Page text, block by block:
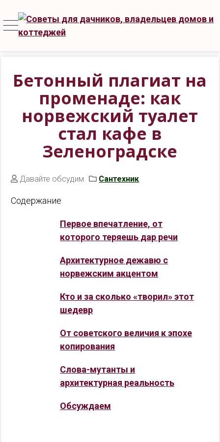
Бетонный плагиат на
променаде: как
норвежский туалет
стал кафе в
Зеленоградске
Давайте обсудим Сантехник
Содержание
Первое впечатление, от
которого теряешь дар речи
Архитектурное дежавю с
норвежским акцентом
Кто и за сколько «творил» этот
шедевр
От советского величия к эпохе
копирования
Слова-мутанты и
архитектурная реальность
Обсуждаем